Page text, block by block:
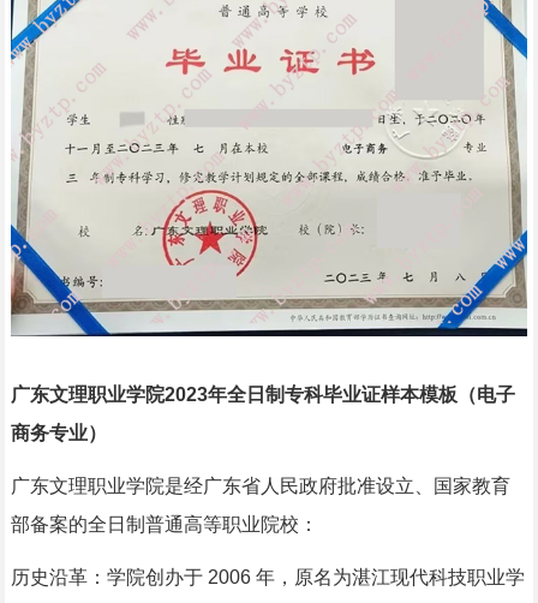
广东文理职业学院2023年全日制专科毕业证样本模板（电子
商务专业）
广东文理职业学院是经广东省人民政府批准设立、国家教育
部备案的全日制普通高等职业院校：
历史沿革：学院创办于 2006 年，原名为湛江现代科技职业学